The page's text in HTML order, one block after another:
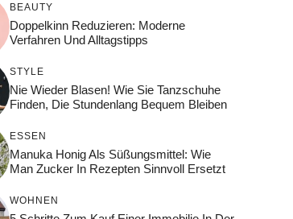
BEAUTY
Doppelkinn Reduzieren: Moderne
Verfahren Und Alltagstipps
STYLE
Nie Wieder Blasen! Wie Sie Tanzschuhe
Finden, Die Stundenlang Bequem Bleiben
ESSEN
Manuka Honig Als Süßungsmittel: Wie
Man Zucker In Rezepten Sinnvoll Ersetzt
WOHNEN